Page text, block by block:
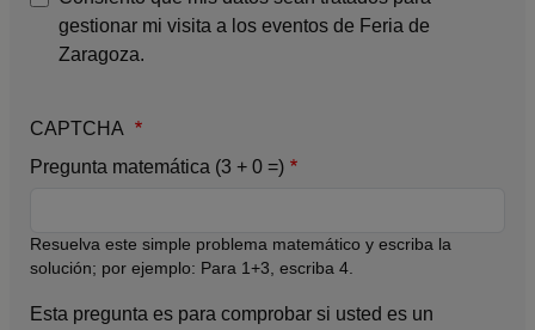
gestionar mi visita a los eventos de Feria de
Zaragoza.
CAPTCHA
Pregunta matemática (3 + 0 =)
Resuelva este simple problema matemático y escriba la
solución; por ejemplo: Para 1+3, escriba 4.
Esta pregunta es para comprobar si usted es un